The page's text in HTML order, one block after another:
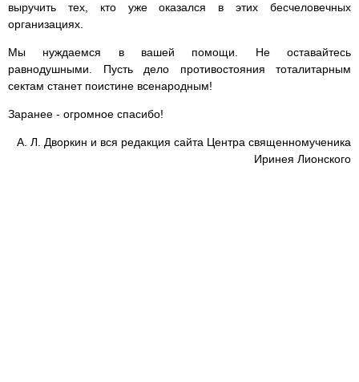
выручить тех, кто уже оказался в этих бесчеловечных
организациях.
Мы нуждаемся в вашей помощи. Не оставайтесь
равнодушными. Пусть дело противостояния тоталитарным
сектам станет поистине всенародным!
Заранее - огромное спасибо!
А. Л. Дворкин и вся редакция сайта Центра священномученика
Иринея Лионского